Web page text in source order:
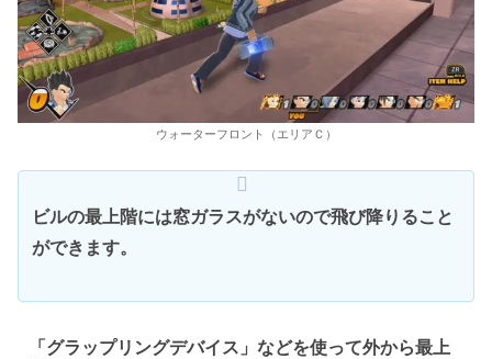
ウォーターフロント（エリアＣ）
ビルの最上階には窓ガラスがないので飛び降りること
ができます。
「グラップリングデバイス」などを使って外から最上